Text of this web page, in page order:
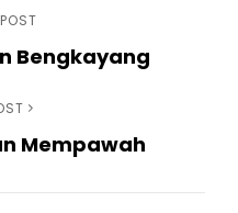
Bengkayang
Mempawah